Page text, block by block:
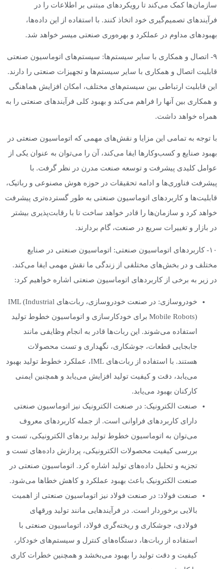
سازمان‌ها کمک می‌کند تا رویکردهای مبتنی بر اطلاعات را در
فرآیندهای تصمیم‌گیری خود اتخاذ کنند. با استفاده از این داده‌ها،
بهبود‌های مداوم در عملکرد و بهره‌وری صنعتی میسر خواهد شد.
۹- اتصال و همکاری با سایر سیستم‌ها: سیستم‌های اتوماسیون صنعتی
قابلیت اتصال و همکاری با سایر سیستم‌ها و تجهیزات صنعتی را دارند.
این قابلیت ارتباطی بین سیستم‌های مختلف، امکان افزایش هماهنگی
و همکاری بین آنها را فراهم می‌کند و بهبود کلی فرآیندهای صنعتی را به
همراه خواهد داشت.
با توجه به تمامی این مزایا و نقش‌های مهمی که اتوماسیون صنعتی در
بهبود صنایع و کسب‌وکارها ایفا می‌کند، آن را می‌توان به عنوان یکی از
عوامل کلیدی پیشرفت و توسعه صنعت مدرن در نظر گرفت. با
پیشرفت فناوری‌ها و ادامه تحقیقات در حوزه هوش مصنوعی و رباتیک،
قابلیت‌ها و کاربردهای اتوماسیون صنعتی به طور گسترده‌تری پیشرفت
خواهد کرد و سازمان‌ها را قادر خواهد ساخت تا با رقابت‌پذیری بیشتر
در بازار و تغییرات سریع در صنعت، گام بردارند.
۱۰- کاربردهای اتوماسیون صنعتی: اتوماسیون صنعتی در صنایع
مختلف و در بخش‌های مختلفی از زندگی ما نقش مهمی ایفا می‌کند.
در زیر به برخی از کاربردهای اتوماسیون صنعتی اشاره خواهیم کرد:
خودروسازی: در صنعت خودروسازی، ربات‌های IML (Industrial
Mobile Robots) برای خودکارسازی و اتوماسیون خطوط تولید
استفاده می‌شوند. این ربات‌ها قادر به انجام وظایفی مانند
جابجایی قطعات، جوشکاری، نگهداری و تست محصولات
هستند. با استفاده از ربات‌های IML، عملکرد خطوط تولید بهبود
می‌یابد، دقت و کیفیت تولید افزایش می‌یابد و همچنین ایمنی
کارکنان بهبود می‌یابد.
صنعت الکترونیک: در صنعت الکترونیک نیز اتوماسیون صنعتی
دارای کاربردهای فراوانی است. از جمله کاربردهای معروف
می‌توان به اتوماسیون خطوط تولید برد‌های الکترونیکی، تست و
بررسی کیفیت محصولات الکترونیکی، پردازش داده‌های تست و
تجزیه و تحلیل داده‌های تولید اشاره کرد. اتوماسیون صنعتی در
صنعت الکترونیک باعث بهبود عملکرد و کاهش خطاها می‌شود.
صنعت فولاد: در صنعت فولاد نیز اتوماسیون صنعتی از اهمیت
بالایی برخوردار است. در فرآیندهایی مانند تولید ورقهای
فولادی، جوشکاری و ریخته‌گری فولاد، اتوماسیون صنعتی با
استفاده از ربات‌ها، دستگاه‌های کنترل و سیستم‌های خودکار،
کیفیت و دقت تولید را بهبود می‌بخشد و همچنین خطرات کاری